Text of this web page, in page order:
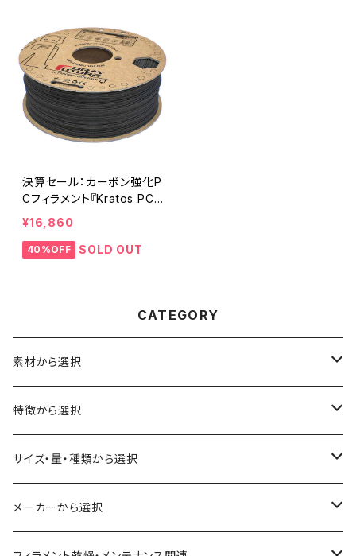
決算セール：カーボン強化P
Cフィラメント『Kratos PC
CF10』
¥16,860
40%OFF SOLD OUT
CATEGORY
素材から選択
ABS
ASA（アクリル・スチレン・アクリロニトリル）
CA（セルロース アセテート）
特徴から選択
食品対応
導電性
サイズ・量・種類から選択
お試し用少量サンプル
メーカーから選択